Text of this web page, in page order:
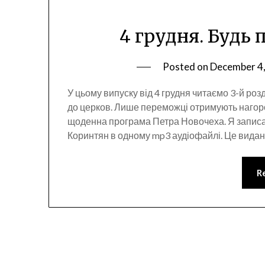
4 грудня. Будь
Posted on December
У цьому випуску від 4 грудня читаємо 3-й
до церков. Лише переможці отримують
щоденна програма Петра Новочеха. Я
Коринтян в одному mp3 аудіофайлі. Це